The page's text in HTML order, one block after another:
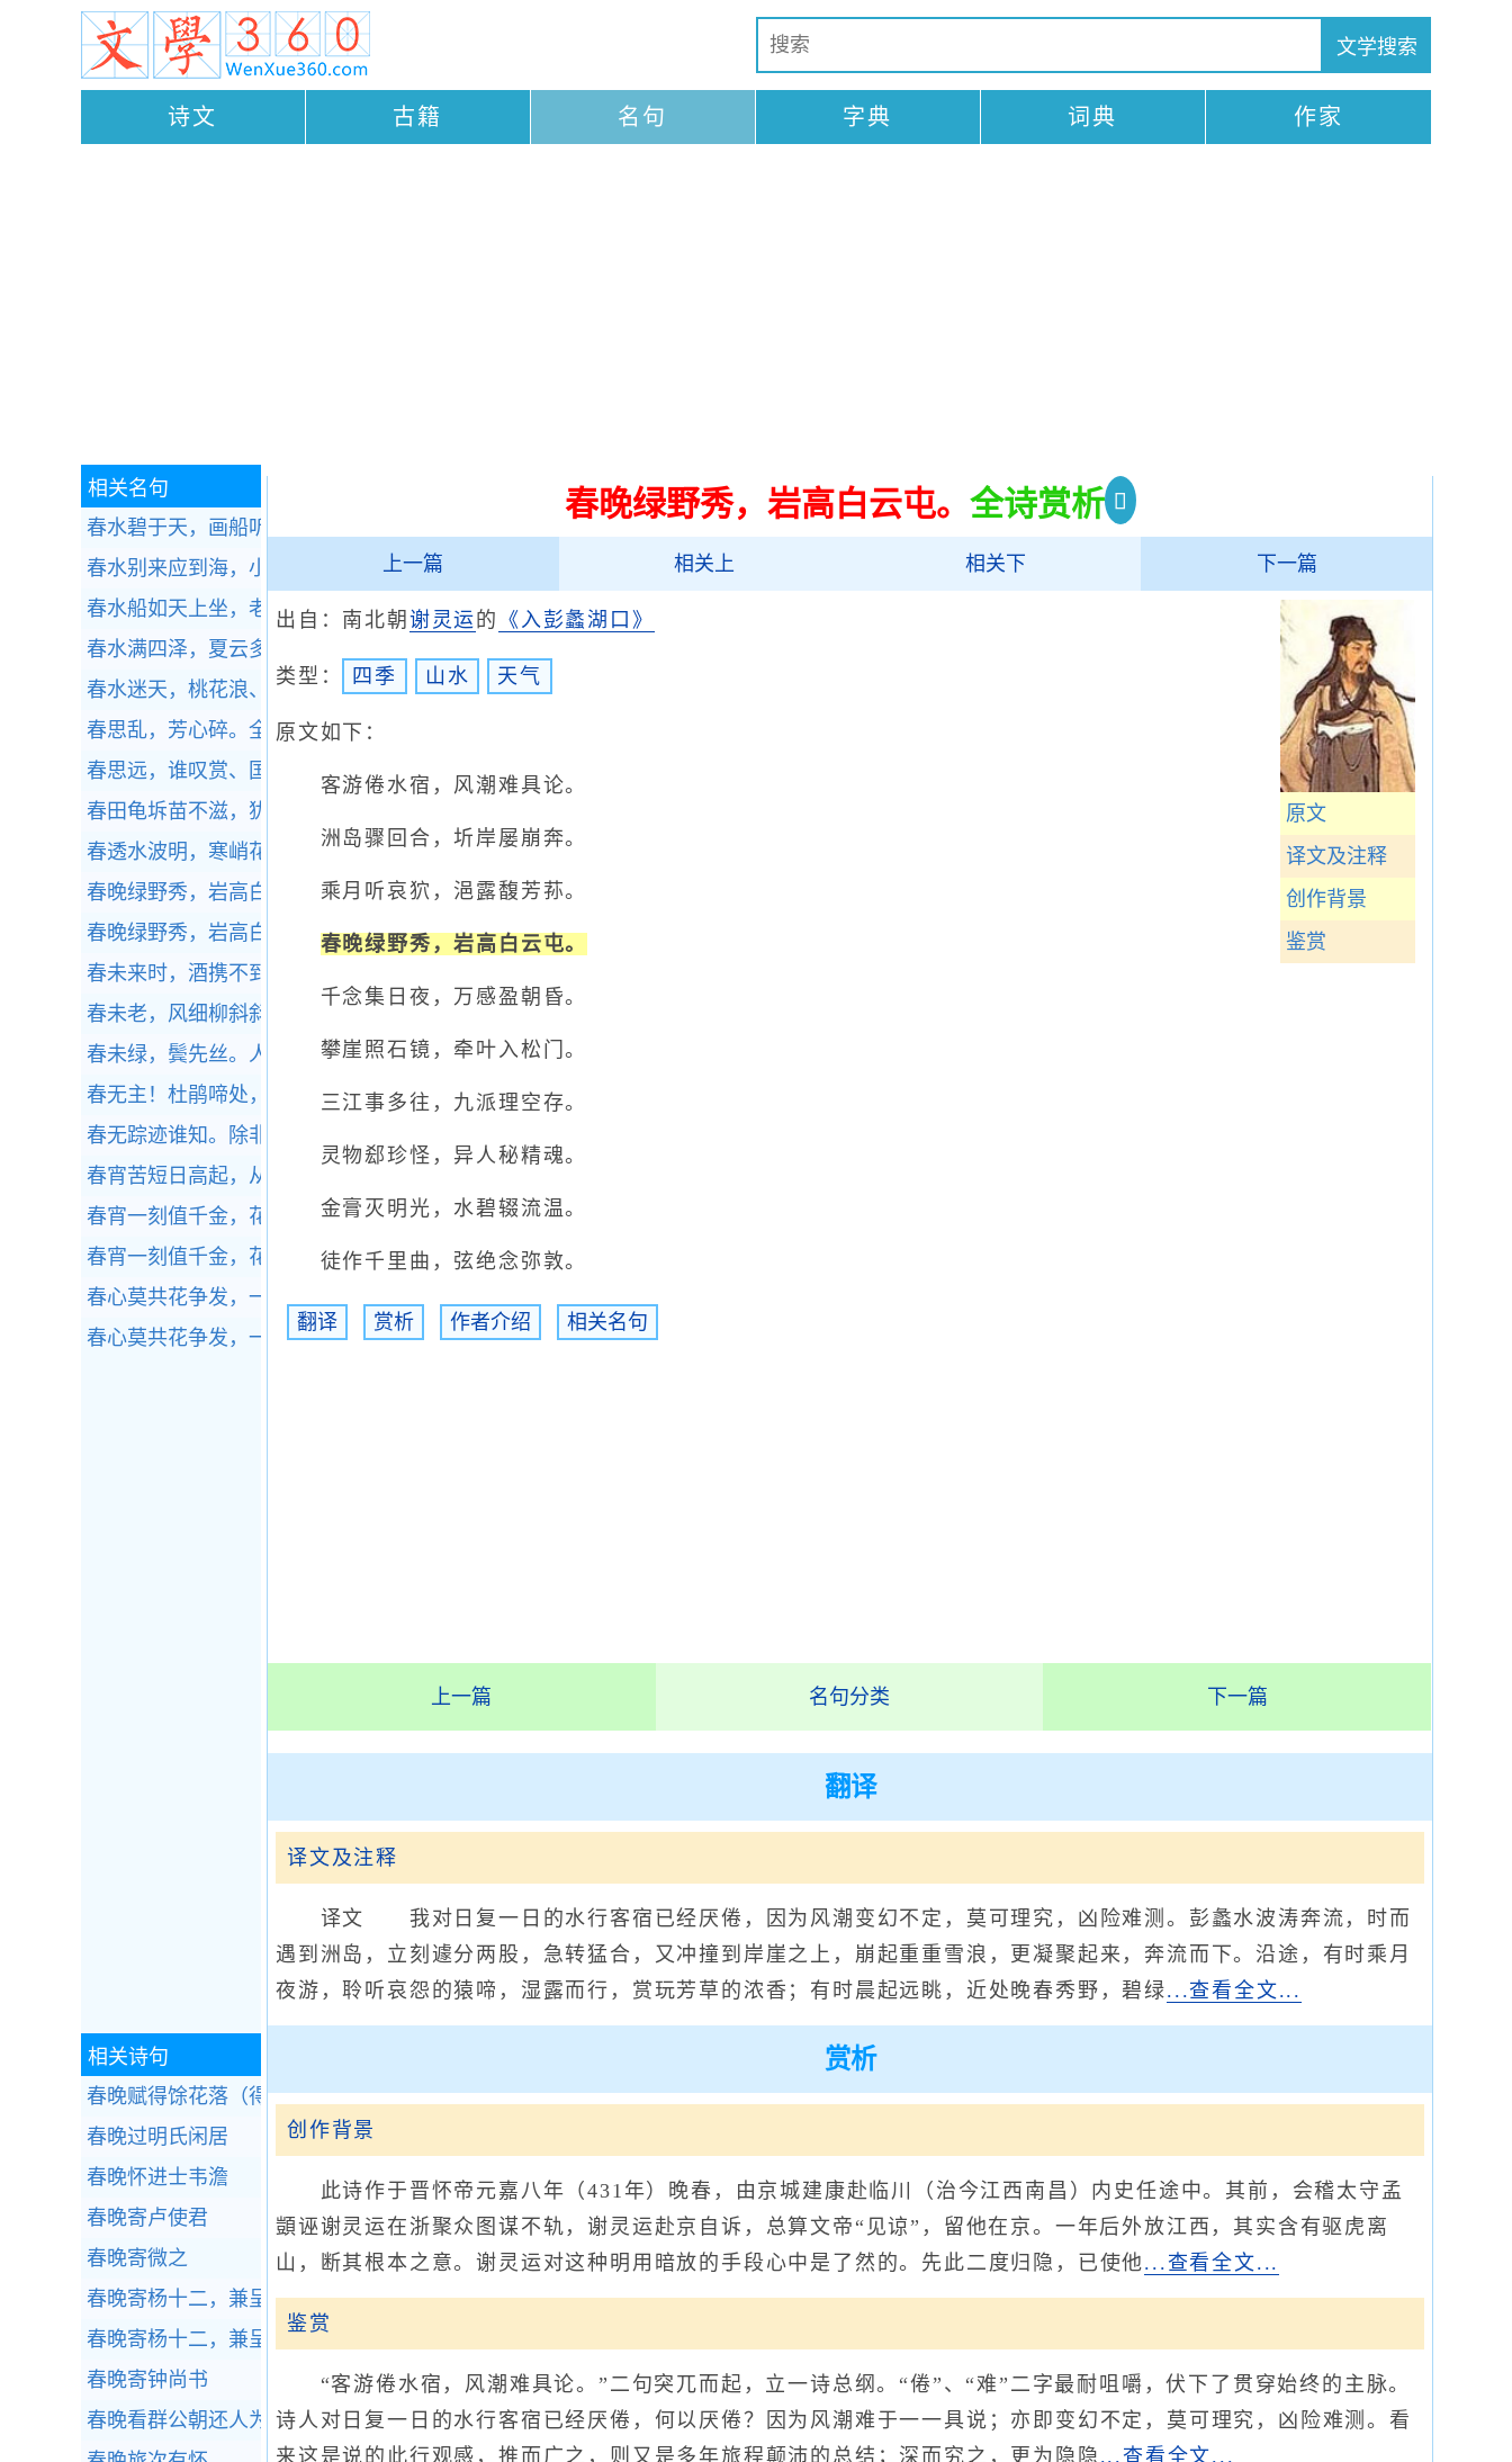
诗文 古籍 名句 字典 词典 作家
春晚绿野秀，岩高白云屯。 全诗赏析
上一篇 相关上 相关下 下一篇
原文
译文及注释
创作背景
鉴赏
出自：南北朝 谢灵运 的 《入彭蠡湖口》
类型： 四季 山水 天气
原文如下：
客游倦水宿，风潮难具论。
洲岛骤回合，圻岸屡崩奔。
乘月听哀狖，浥露馥芳荪。
春晚绿野秀，岩高白云屯。
千念集日夜，万感盈朝昏。
攀崖照石镜，牵叶入松门。
三江事多往，九派理空存。
灵物郄珍怪，异人秘精魂。
金膏灭明光，水碧辍流温。
徒作千里曲，弦绝念弥敦。
翻译 赏析 作者介绍 相关名句
上一篇 名句分类 下一篇
翻译
译文及注释
译文 我对日复一日的水行客宿已经厌倦，因为风潮变幻不定，莫可理究，凶险难测。彭蠡水波涛奔流，时而
遇到洲岛，立刻遽分两股，急转猛合，又冲撞到岸崖之上，崩起重重雪浪，更凝聚起来，奔流而下。沿途，有时乘月
夜游，聆听哀怨的猿啼，湿露而行，赏玩芳草的浓香；有时晨起远眺，近处晚春秀野，碧绿...查看全文...
赏析
创作背景
此诗作于晋怀帝元嘉八年（431年）晚春，由京城建康赴临川（治今江西南昌）内史任途中。其前，会稽太守孟
顗诬谢灵运在浙聚众图谋不轨，谢灵运赴京自诉，总算文帝“见谅”，留他在京。一年后外放江西，其实含有驱虎离
山，断其根本之意。谢灵运对这种明用暗放的手段心中是了然的。先此二度归隐，已使他...查看全文...
鉴赏
“客游倦水宿，风潮难具论。”二句突兀而起，立一诗总纲。“倦”、“难”二字最耐咀嚼，伏下了贯穿始终的主脉。
诗人对日复一日的水行客宿已经厌倦，何以厌倦？因为风潮难于一一具说；亦即变幻不定，莫可理究，凶险难测。看
来这是说的此行观感，推而广之，则又是多年旅程颠沛的总结；深而究之，更为隐隐 ...查看全文...
相关名句
春水碧于天，画船听雨眠。
春水别来应到海，小松生命合禁霜。全诗赏析
春水船如天上坐，老年花似雾中看。 全诗赏析
春水满四泽，夏云多奇峰。
春水迷天，桃花浪、几番风恶。全诗赏析
春思乱，芳心碎。 全诗赏析
春思远，谁叹赏、国香风味。全诗赏析
春田龟坼苗不滋，犹赖立春三日雪。
春透水波明，寒峭花枝瘦。全诗赏析
春晚绿野秀，岩高白云屯。全诗赏析
春晚绿野秀，岩高白云屯。全诗赏析
春未来时，酒携不到千岩路。
春未老，风细柳斜斜。
春未绿，鬓先丝。人间别久不成悲。 全诗赏析
春无主！杜鹃啼处，泪洒胭脂雨。全诗赏析
春无踪迹谁知。除非问取黄鹂。
春宵苦短日高起，从此君王不早朝。
春宵一刻值千金，花有清香月有阴。 全诗赏析
春宵一刻值千金，花有清香月有阴。 全诗赏析
春心莫共花争发，一寸相思一寸灰！
春心莫共花争发，一寸相思一寸灰！全诗赏析
相关诗句
春晚赋得馀花落（得起字）
春晚过明氏闲居
春晚怀进士韦澹
春晚寄卢使君
春晚寄微之
春晚寄杨十二，兼呈赵八（时杨生馆于赵氏）
春晚寄杨十二，兼呈赵八（时杨生馆于赵氏）
春晚寄钟尚书
春晚看群公朝还人为八韵